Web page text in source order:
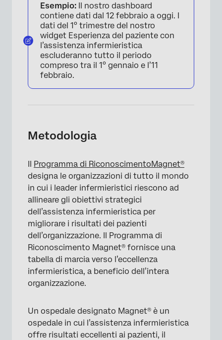
Esempio: Il nostro dashboard
contiene dati dal 12 febbraio a oggi. I
dati del 1° trimestre del nostro
widget Esperienza del paziente con
l’assistenza infermieristica
escluderanno tutto il periodo
compreso tra il 1° gennaio e l’11
febbraio.
Metodologia
Il Programma di RiconoscimentoMagnet®
designa le organizzazioni di tutto il mondo
in cui i leader infermieristici riescono ad
allineare gli obiettivi strategici
dell’assistenza infermieristica per
migliorare i risultati dei pazienti
dell’organizzazione. Il Programma di
Riconoscimento Magnet® fornisce una
tabella di marcia verso l’eccellenza
infermieristica, a beneficio dell’intera
organizzazione.
Un ospedale designato Magnet® è un
ospedale in cui l’assistenza infermieristica
offre risultati eccellenti ai pazienti, il